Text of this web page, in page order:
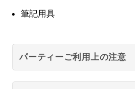
筆記用具
パーティーご利用上の注意